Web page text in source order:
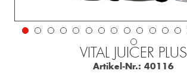
VITAL JUICER PLUS
Artikel-Nr.: 40116